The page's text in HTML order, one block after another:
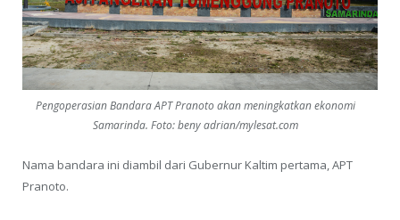
Pengoperasian Bandara APT Pranoto akan meningkatkan ekonomi
Samarinda. Foto: beny adrian/mylesat.com
Nama bandara ini diambil dari Gubernur Kaltim pertama, APT
Pranoto.